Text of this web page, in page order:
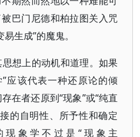
巴门尼德和柏拉图关入咒
生成”的魔鬼。
想上的动机和道理。如果
应该代表一种还原论的倾
在者还原到“现象”或“纯直
的自明性、所予性和确定
象学不过是“现象主